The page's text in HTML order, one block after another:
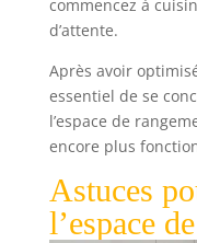
commencez à
d’attente.
Après avoir
essentiel de se
l’espace de
encore plus
Astuces
l’espace